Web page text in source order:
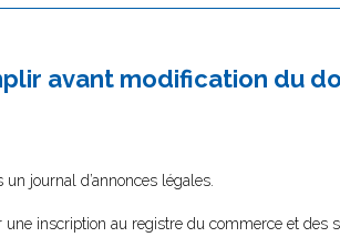
avant modification du
journal d’annonces légales.
une inscription au registre du commerce et des